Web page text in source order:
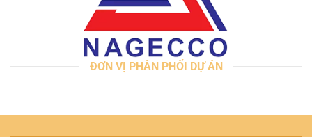
ĐƠN VỊ PHÂN PHỐI DỰ ÁN